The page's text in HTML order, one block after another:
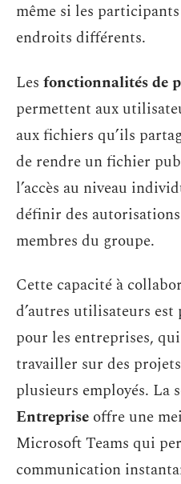
même si les
endroits différents.
Les fonctionnalités de
permettent aux
aux fichiers qu’ils
de rendre un fichier
l’accès au niveau
définir des
membres du groupe.
Cette capacité à
d’autres utilisateurs
pour les entreprises,
travailler sur des
plusieurs employés. La
Entreprise offre une
Microsoft Teams qui
communication